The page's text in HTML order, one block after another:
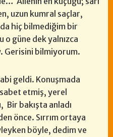
uzun kumral saçlar,
hiç bilmediğim bir
o güne dek yalnızca
Gerisini bilmiyorum.
geldi. Konuşmada
etmiş, yerel
Bir bakışta anladı
önce. Sırrım ortaya
böyle, dedim ve